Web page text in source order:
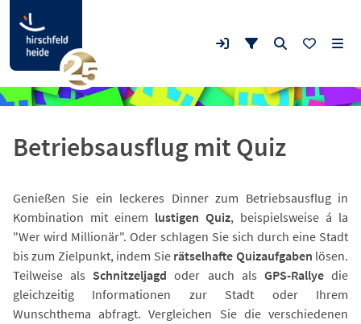
Betriebsausflug mit Quiz
Genießen Sie ein leckeres Dinner zum Betriebsausflug in
Kombination mit einem lustigen Quiz, beispielsweise á la
"Wer wird Millionär". Oder schlagen Sie sich durch eine Stadt
bis zum Zielpunkt, indem Sie rätselhafte Quizaufgaben lösen.
Teilweise als Schnitzeljagdoder auch als GPS-Rallyedie
gleichzeitig Informationen zur Stadt oder Ihrem
Wunschthema abfragt. Vergleichen Sie die verschiedenen